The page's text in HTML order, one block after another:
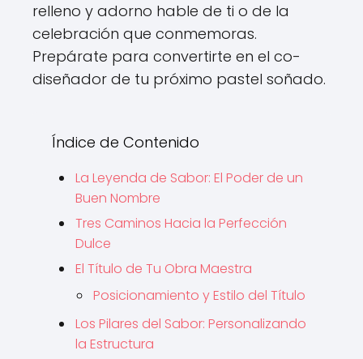
relleno y adorno hable de ti o de la
celebración que conmemoras.
Prepárate para convertirte en el co-
diseñador de tu próximo pastel soñado.
Índice de Contenido
La Leyenda de Sabor: El Poder de un
Buen Nombre
Tres Caminos Hacia la Perfección
Dulce
El Título de Tu Obra Maestra
Posicionamiento y Estilo del Título
Los Pilares del Sabor: Personalizando
la Estructura